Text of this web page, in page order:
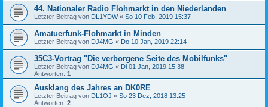
44. Nationaler Radio Flohmarkt in den Niederlanden
Letzter Beitrag von DL1YDW« So 10 Feb, 2019 15:37
Amatuerfunk-Flohmarkt in Minden
Letzter Beitrag von DJ4MG « Do 10 Jan, 2019 22:14
35C3-Vortrag "Die verborgene Seite des Mobilfunks"
Letzter Beitrag von DJ4MG « Di 01 Jan, 2019 15:38
Antworten: 1
Ausklang des Jahres an DK0RE
Letzter Beitrag von DL1OJ « So 23 Dez, 2018 13:25
Antworten: 2